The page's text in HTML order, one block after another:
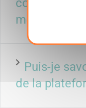
contact sont
mettre à jour
Puis-je
de la